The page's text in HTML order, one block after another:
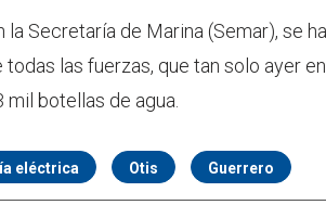
la Secretaría de Marina (Semar), se
todas las fuerzas, que tan solo ayer
botellas de agua.
eléctrica Otis Guerrero